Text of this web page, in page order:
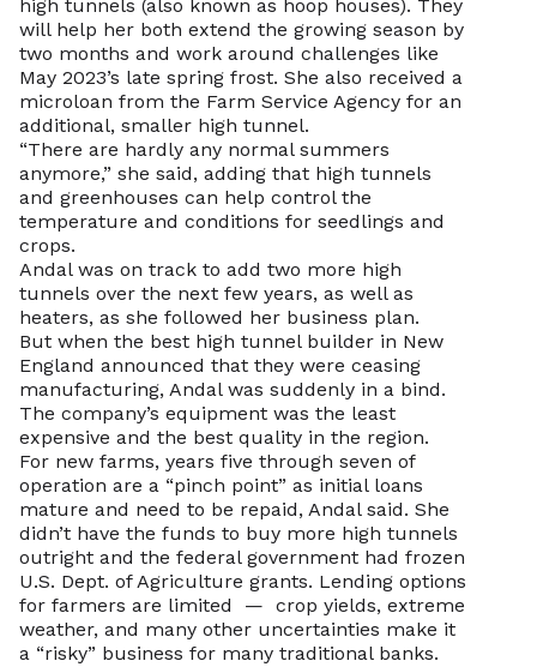
high tunnels (also known as hoop houses). They
will help her both extend the growing season by
two months and work around challenges like
May 2023’s late spring frost. She also received a
microloan from the Farm Service Agency for an
additional, smaller high tunnel.
“There are hardly any normal summers
anymore,” she said, adding that high tunnels
and greenhouses can help control the
temperature and conditions for seedlings and
crops.
Andal was on track to add two more high
tunnels over the next few years, as well as
heaters, as she followed her business plan.
But when the best high tunnel builder in New
England announced that they were ceasing
manufacturing, Andal was suddenly in a bind.
The company’s equipment was the least
expensive and the best quality in the region.
For new farms, years five through seven of
operation are a “pinch point” as initial loans
mature and need to be repaid, Andal said. She
didn’t have the funds to buy more high tunnels
outright and the federal government had frozen
U.S. Dept. of Agriculture grants. Lending options
for farmers are limited — crop yields, extreme
weather, and many other uncertainties make it
a “risky” business for many traditional banks.